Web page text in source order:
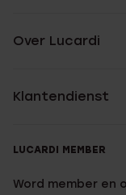
Over Lucardi
Klantendienst
LUCARDI MEMBER
Word member en